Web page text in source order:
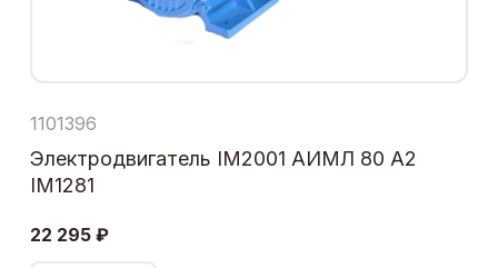
1101396
Электродвигатель IM2001 АИМЛ 80 А2
IM1281
22 295 ₽